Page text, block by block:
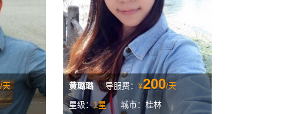
/天
黄璐璐 导服费： ¥200/天
星级：1星 城市：桂林